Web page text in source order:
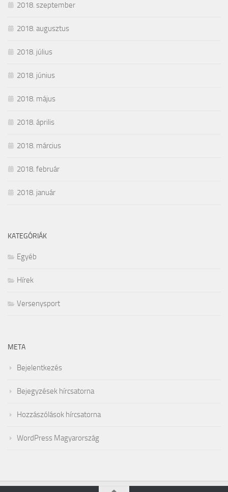
2018. szeptember
2018. augusztus
2018. július
2018. június
2018. május
2018. április
2018. március
2018. február
2018. január
KATEGÓRIÁK
Egyéb
Hírek
Versenysport
META
Bejelentkezés
Bejegyzések hírcsatorna
Hozzászólások hírcsatorna
WordPress Magyarország